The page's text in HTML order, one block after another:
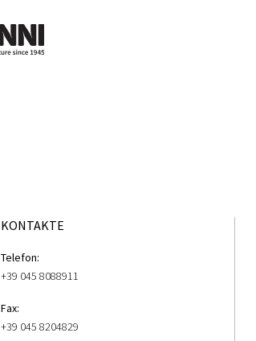
KONTAKTE
Telefon:
+39 045 8088911
Fax:
+39 045 8204829